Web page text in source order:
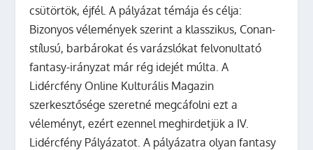
csütörtök, éjfél. A pályázat témája és célja:
Bizonyos vélemények szerint a klasszikus, Conan-
stílusú, barbárokat és varázslókat felvonultató
fantasy-irányzat már rég idejét múlta. A
Lidércfény Online Kulturális Magazin
szerkesztősége szeretné megcáfolni ezt a
véleményt, ezért ezennel meghirdetjük a IV.
Lidércfény Pályázatot. A pályázatra olyan fantasy